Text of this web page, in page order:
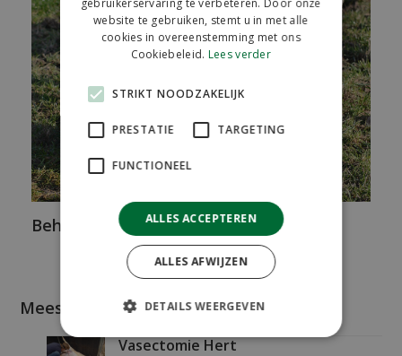
Behandeling van kalverendiarree
Meest recente berichten
Vasectomie Hert
gebruikerservaring te verbeteren. Door onze
website te gebruiken, stemt u in met alle
cookies in overeenstemming met ons
Cookiebeleid. Lees verder
STRIKT NOODZAKELIJK
PRESTATIE TARGETING
FUNCTIONEEL
ALLES ACCEPTEREN
ALLES AFWIJZEN
DETAILS WEERGEVEN